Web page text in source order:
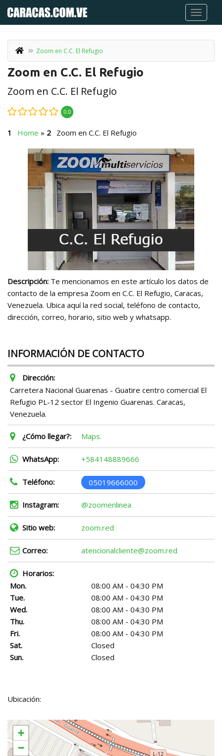
Zoom en C.C. El Refugio
Zoom en C.C. El Refugio
Zoom en C.C. El Refugio
0.0
Home » Zoom en C.C. El Refugio
Descripción: Te mencionamos en este artículo los datos de
contacto de la empresa Zoom en C.C. El Refugio, Caracas,
Venezuela. Ubica aquí la red social, teléfono de contacto,
dirección, correo, horario, sitio web y whatsapp.
INFORMACIÓN DE CONTACTO
Dirección:
Carretera Nacional Guarenas - Guatire centro comercial El
Refugio PL-12 sector El Ingenio Guarenas. Caracas,
Venezuela.
¿Cómo llegar?: Maps.
WhatsApp: +584148889666
Teléfono: 05019666000
Instagram: @zoomenlinea
Sitio web: zoom.red
Correo: atencionalcliente@zoom.red
Horarios:
Mon.
08:00 AM - 04:30 PM
Tue.
08:00 AM - 04:30 PM
Wed.
08:00 AM - 04:30 PM
Thu.
08:00 AM - 04:30 PM
Fri.
08:00 AM - 04:30 PM
Sat.
Closed
Sun.
Closed
Ubicación:
+
−